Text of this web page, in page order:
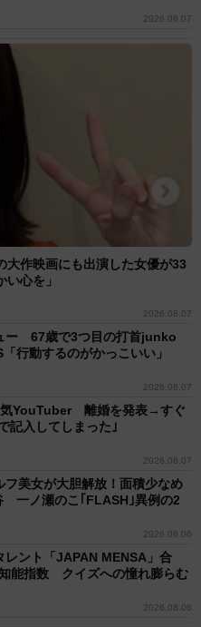
2026.08.07
大作映画にも出演した女優が33
心を」
2026.08.07
ー 67歳で3つ目の打首junko
行動するのがかっこいい」
2026.08.07
気YouTuber 離婚を発表→すぐ
記入してしまった｣
2026.08.07
フ美女が大胆解放！面積少なめ
一ノ瀬のこ｢FLASH｣異例の2
2026.08.06
レント「JAPAN MENSA」合
能指数 クイズへの憧れ膨らむ
2026.08.06